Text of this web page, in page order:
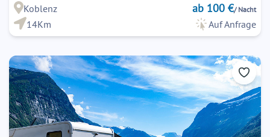
Koblenz
ab 100 €/ Nacht
14Km Auf Anfrage